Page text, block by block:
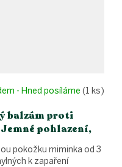
balzám proti
pohlazení,
- Hned posíláme (1 ks)
pokožku miminka od 3
k zapaření